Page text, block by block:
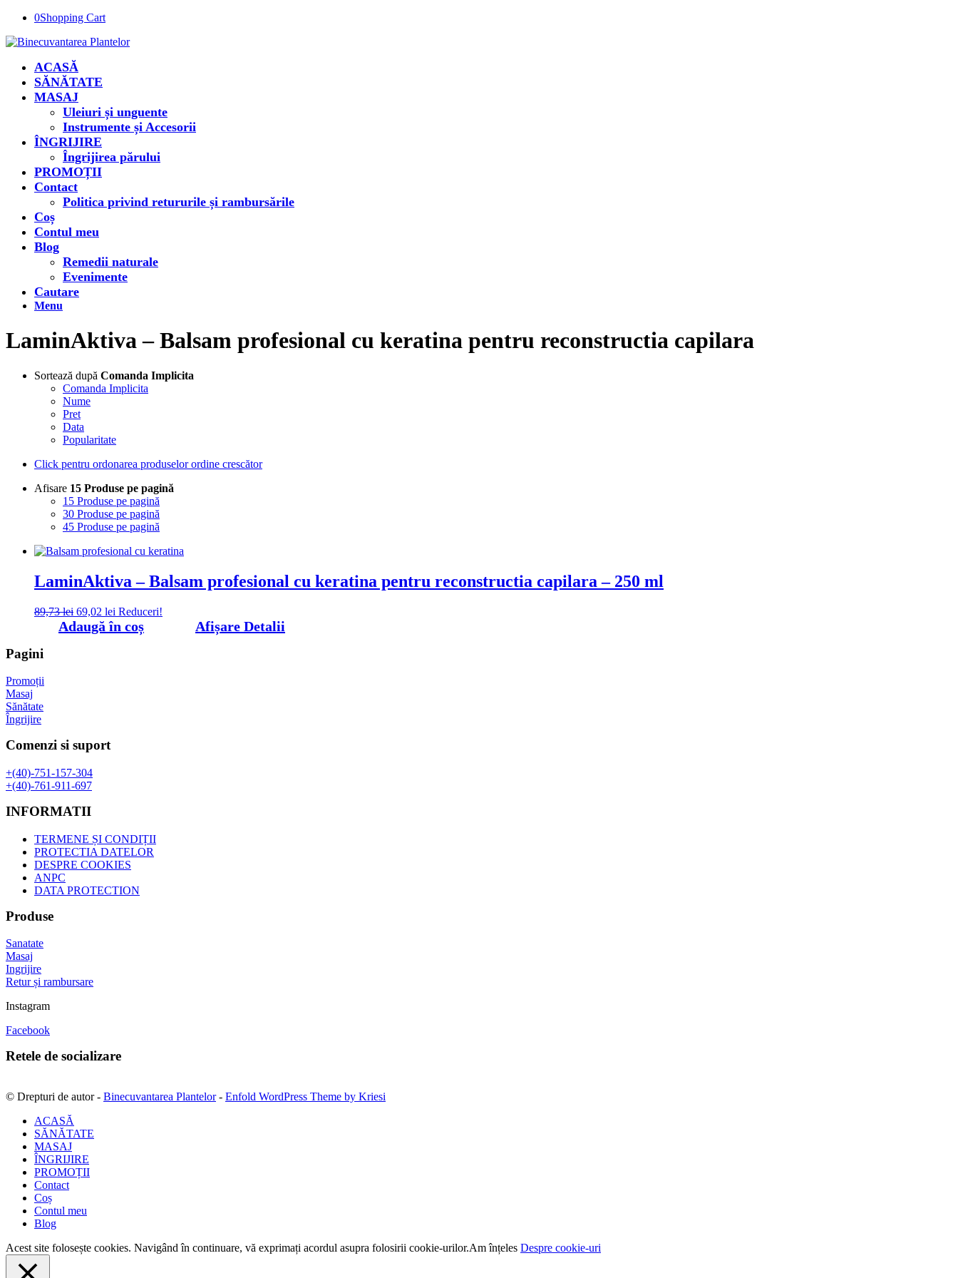
0Shopping Cart
ACASĂ
SĂNĂTATE
MASAJ
Uleiuri și unguente
Instrumente și Accesorii
ÎNGRIJIRE
Îngrijirea părului
PROMOȚII
Contact
Politica privind retururile și rambursările
Coș
Contul meu
Blog
Remedii naturale
Evenimente
Cautare
Menu
LaminAktiva – Balsam profesional cu keratina pentru reconstructia capilara
Sortează după Comanda Implicita
Comanda Implicita
Nume
Pret
Data
Popularitate
Click pentru ordonarea produselor ordine crescător
Afisare 15 Produse pe pagină
15 Produse pe pagină
30 Produse pe pagină
45 Produse pe pagină
LaminAktiva – Balsam profesional cu keratina pentru reconstructia capilara – 250 ml
89,73lei Prețul
inițial
a
69,02 lei Prețul
curent
este:
Reduceri!
Adaugă în coș Afișare Detalii
Pagini
Promoții
Masaj
Sănătate
Îngrijire
Comenzi si suport
+(40)-751-157-304
+(40)-761-911-697
INFORMATII
TERMENE ȘI CONDIȚII
PROTECTIA DATELOR
DESPRE COOKIES
ANPC
DATA PROTECTION
Produse
Sanatate
Masaj
Ingrijire
Retur și rambursare
Instagram
Facebook
Retele de socializare
© Drepturi de autor - Binecuvantarea Plantelor- Enfold WordPress Theme by Kriesi
ACASĂ
SĂNĂTATE
MASAJ
ÎNGRIJIRE
PROMOȚII
Contact
Coș
Contul meu
Blog
Acest site folosește cookies. Navigând în continuare, vă exprimați acordul asupra folosirii cookie-urilor.Am înțeles Despre cookie-uri